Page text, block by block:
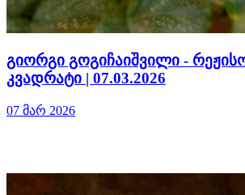
გიორგი გოგიჩაიშვილი -
კვადრატი | 07.03.2026
07 მარ 2026